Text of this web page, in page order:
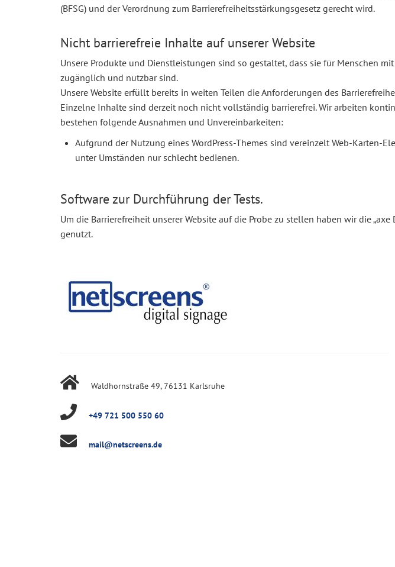
(BFSG) und der Verordnung zum Barrierefreiheitsstärkungsgesetz gerecht wird.
Nicht barrierefreie Inhalte auf unserer Website
Unsere Produkte und Dienstleistungen sind so gestaltet, dass sie für Menschen
zugänglich und nutzbar sind.
Unsere Website erfüllt bereits in weiten Teilen die Anforderungen des
Einzelne Inhalte sind derzeit noch nicht vollständig barrierefrei. Wir arbeiten
bestehen folgende Ausnahmen und Unvereinbarkeiten:
Aufgrund der Nutzung eines WordPress-Themes sind vereinzelt Web-Karten-
unter Umständen nur schlecht bedienen.
Software zur Durchführung der Tests.
Um die Barrierefreiheit unserer Website auf die Probe zu stellen haben wir die
genutzt.
Waldhornstraße 49, 76131 Karlsruhe
+49 721 500 550 60
mail@netscreens.de